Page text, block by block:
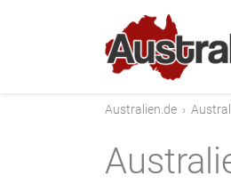
Australien.de ›